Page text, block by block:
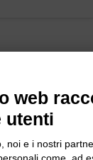
web
utenti
noi e i nostri